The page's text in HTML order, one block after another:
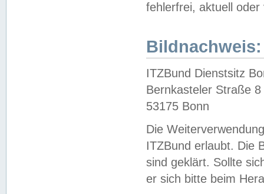
fehlerfrei, aktuell oder
Bildnachweis:
ITZBund Dienstsitz
Bernkasteler Straße 8
53175 Bonn
Die
ITZBund erlaubt. Die
sind geklärt. Sollte
er sich bitte beim